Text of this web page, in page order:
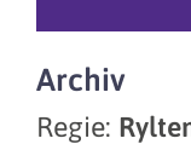
Archiv
Regie: